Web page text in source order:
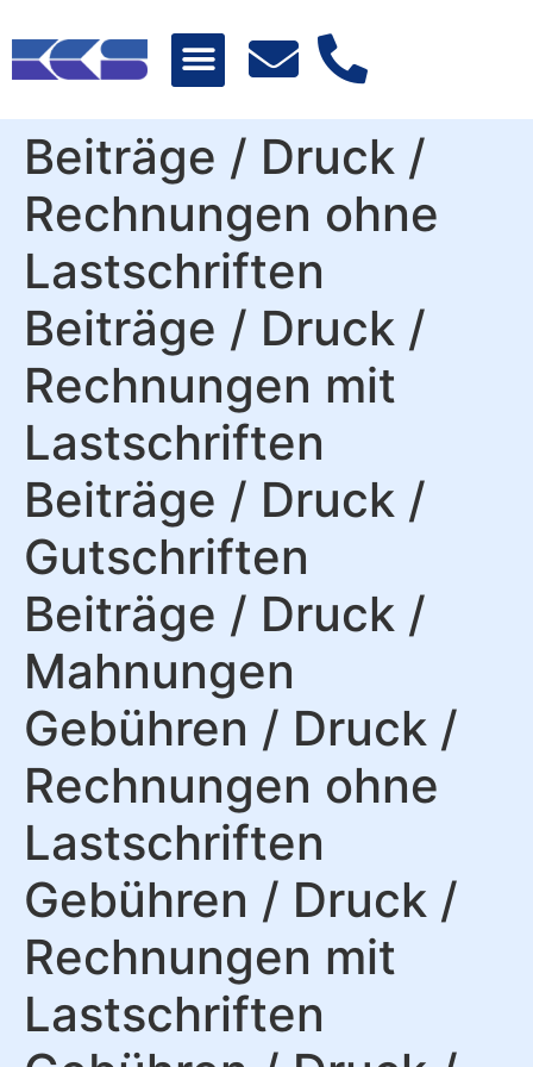
Beiträge / Druck /
Rechnungen ohne
Lastschriften
Beiträge / Druck /
Rechnungen mit
Lastschriften
Beiträge / Druck /
Gutschriften
Beiträge / Druck /
Mahnungen
Gebühren / Druck /
Rechnungen ohne
Lastschriften
Gebühren / Druck /
Rechnungen mit
Lastschriften